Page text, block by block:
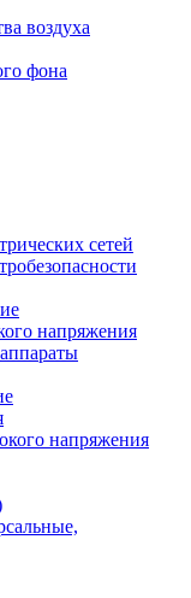
воздуха
фона
сетей
напряжения
напряжения